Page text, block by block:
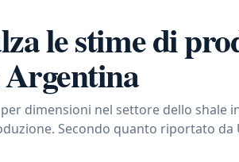
le stime di
dimensioni nel settore dello shale
Secondo quanto riportato da